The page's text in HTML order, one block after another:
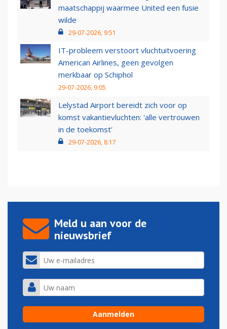
maatschappij waarmee United een fusie
wilde
29-07-2026, 9:51
IT-probleem verstoort vluchtuitvoering
American Airlines, geen gevolgen
merkbaar op Schiphol
29-07-2026, 9:05
Lelystad Airport bereidt zich voor op
komst vakantievluchten: 'alle vertrouwen
in de toekomst'
29-07-2026, 8:17
Meld u aan voor de
nieuwsbrief